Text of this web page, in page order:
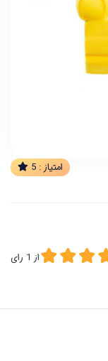
امتیاز : 5
از 1 رای